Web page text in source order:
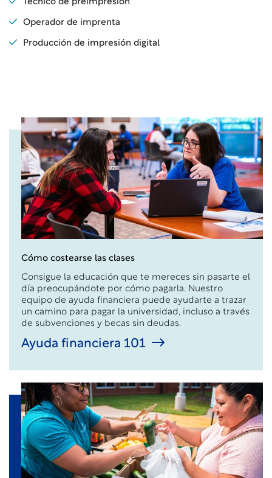
Técnico de preimpresión
Operador de imprenta
Producción de impresión digital
Cómo costearse las clases
Consigue la educación que te mereces sin pasarte el
día preocupándote por cómo pagarla. Nuestro
equipo de ayuda financiera puede ayudarte a trazar
un camino para pagar la universidad, incluso a través
de subvenciones y becas sin deudas.
Ayuda financiera 101